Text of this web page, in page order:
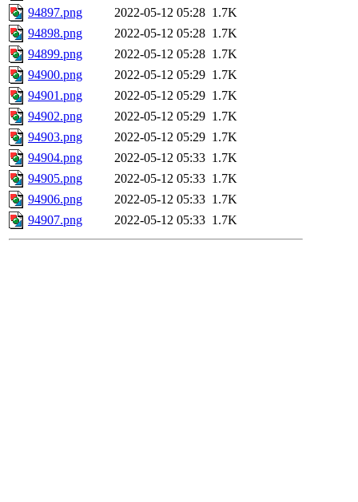
94897.png
2022-05-12 05:28 1.7K
94898.png
2022-05-12 05:28 1.7K
94899.png
2022-05-12 05:28 1.7K
94900.png
2022-05-12 05:29 1.7K
94901.png
2022-05-12 05:29 1.7K
94902.png
2022-05-12 05:29 1.7K
94903.png
2022-05-12 05:29 1.7K
94904.png
2022-05-12 05:33 1.7K
94905.png
2022-05-12 05:33 1.7K
94906.png
2022-05-12 05:33 1.7K
94907.png
2022-05-12 05:33 1.7K